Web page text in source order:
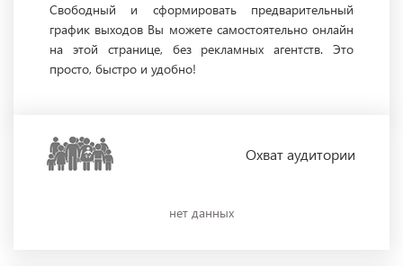
Свободный и сформировать предварительный
график выходов Вы можете самостоятельно онлайн
на этой странице, без рекламных агентств. Это
просто, быстро и удобно!
Охватаудитории
нет данных